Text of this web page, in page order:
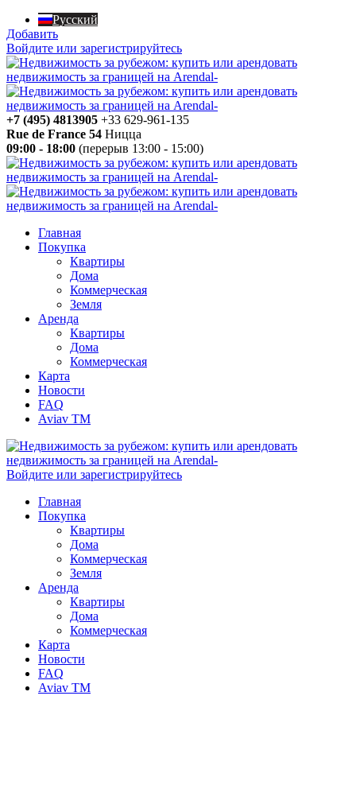
Русский
Добавить
Войдите или зарегистрируйтесь
+7 (495) 4813905 +33 629-961-135
Rue de France 54 Ницца
09:00 - 18:00 (перерыв 13:00 - 15:00)
Главная
Покупка
Квартиры
Дома
Коммерческая
Земля
Аренда
Квартиры
Дома
Коммерческая
Карта
Новости
FAQ
Aviav TM
Войдите или зарегистрируйтесь
Главная
Покупка
Квартиры
Дома
Коммерческая
Земля
Аренда
Квартиры
Дома
Коммерческая
Карта
Новости
FAQ
Aviav TM